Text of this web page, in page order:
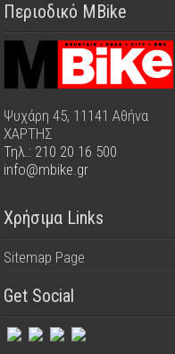
Περιοδικό MBike
Ψυχάρη 45, 11141 Αθήνα
ΧΑΡΤΗΣ
Τηλ.: 210 20 16 500
info@mbike.gr
Χρήσιμα Links
Sitemap Page
Get Social